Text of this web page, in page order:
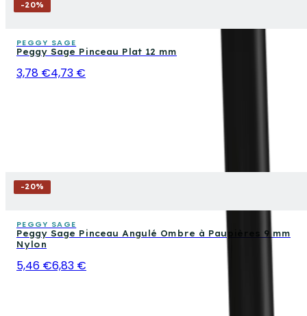
-20%
PEGGY SAGE
Peggy Sage Pinceau Plat 12 mm
3,78 €4,73 €
-20%
PEGGY SAGE
Peggy Sage Pinceau Angulé Ombre à Paupières 9 mm
Nylon
5,46 €6,83 €